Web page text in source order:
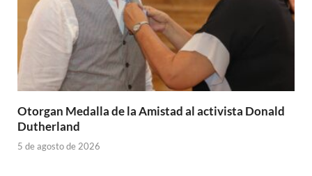
Otorgan Medalla de la Amistad al activista Donald
Dutherland
5 de agosto de 2026